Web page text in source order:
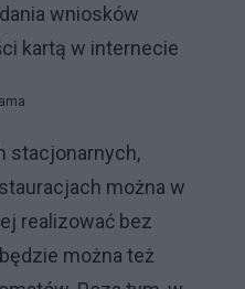
wniosków
kartą w internecie
stacjonarnych,
można w
realizować bez
można też